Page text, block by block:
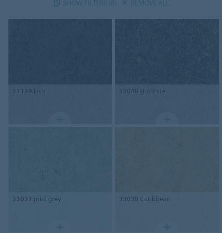
33139 lava 33048 graphite
33032 mist grey 33038 Caribbean